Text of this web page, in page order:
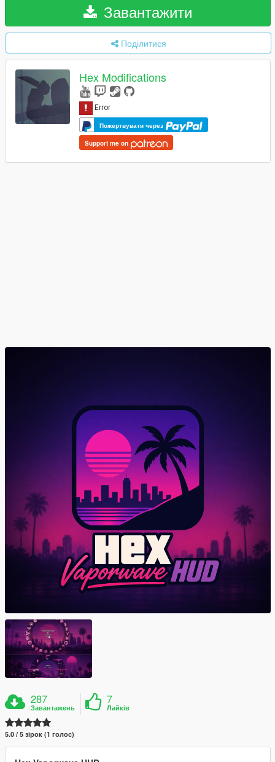
Завантажити
Поділитися
Hex Modifications
Пожертвувати через
Support me on
287
Завантажень
7
Лайків
5.0 / 5 зірок (1 голос)